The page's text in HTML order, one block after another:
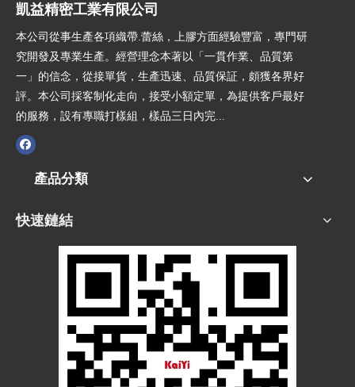
凱益精密工業有限公司
本公司從事生產各項織帶.蕾絲，上膠方面經驗豐富，專門研
究開發及專業生產。經營理念本著以「一貫作業、品質第
一」的信念，從接單貨，生產迅速、品質保証，頗獲各界好
評。本公司採客制化走向，接受小額定單，為提供客戶最好
的服務，設有專職打樣組，樣品三日內完...
產品分類
快速鏈結